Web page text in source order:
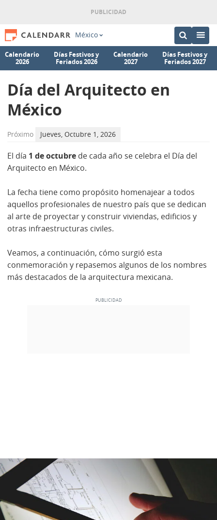
México
Calendario
2026
Días Festivos y
Feriados 2026
Calendario
2027
Días Festivos y
Feriados 2027
Día del Arquitecto en
México
Próximo Jueves, Octubre 1, 2026
El día 1 de octubre de cada año se celebra el Día del
Arquitecto en México.
La fecha tiene como propósito homenajear a todos
aquellos profesionales de nuestro país que se dedican
al arte de proyectar y construir viviendas, edificios y
otras infraestructuras civiles.
Veamos, a continuación, cómo surgió esta
conmemoración y repasemos algunos de los nombres
más destacados de la arquitectura mexicana.